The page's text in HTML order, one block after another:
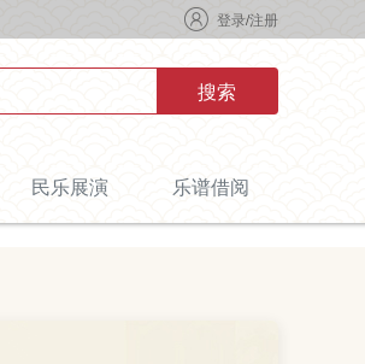
登录/注册
搜索
民乐展演 乐谱借阅